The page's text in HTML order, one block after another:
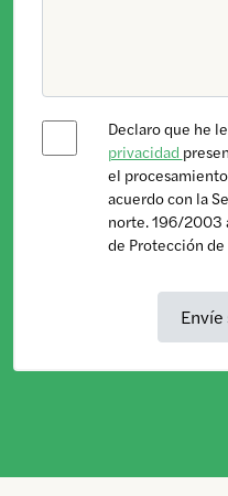
Declaro que he
privacidad
el
acuerdo con la
norte. 196/2003
de Protección de